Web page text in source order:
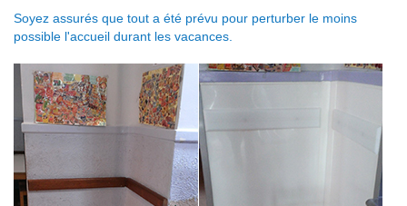
Soyez assurés que tout a été prévu pour perturber le moins
possible l'accueil durant les vacances.